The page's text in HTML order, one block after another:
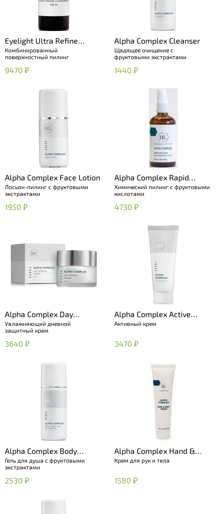
Eyelight Ultra Refine
Exfoliator
Комбинированный
поверхностный пилинг
9470 ₽
Alpha Complex Cleanser
Щадящее очищение с
фруктовыми экстрактами
1440 ₽
Alpha Complex Face Lotion
Лосьон-пилинг с фруктовыми
экстрактами
1950 ₽
Alpha Complex Rapid
Exfoliator
Химический пилинг с фруктовыми
кислотами
4730 ₽
Alpha Complex Day
Defense Cream
Увлажняющий дневной
защитный крем
3640 ₽
Alpha Complex Active
Cream
Активный крем
3470 ₽
Alpha Complex Body
Treatment Shower Gel
Гель для душа с фруктовыми
экстрактами
2530 ₽
Alpha Complex Hand &
Body Cream
Крем для рук и тела
1580 ₽